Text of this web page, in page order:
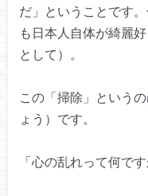
だ」 ということです。
も日本人自体が綺麗
として）。
この「掃除」というの
ょう）です。
「心の乱れって何です